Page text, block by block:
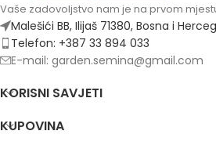
Vaše zadovoljstvo nam je na prvom
Malešići BB, Ilijaš 71380, Bosna i
Telefon: +387 33 894 033
E-mail: garden.semina@gmail.com
KORISNI SAVJETI
KUPOVINA